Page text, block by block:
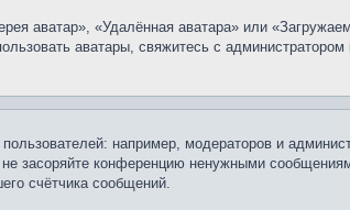
аватар», «Удалённая аватара» или
аватары, свяжитесь с
например, модераторов и
засоряйте конференцию ненужными
счётчика сообщений.